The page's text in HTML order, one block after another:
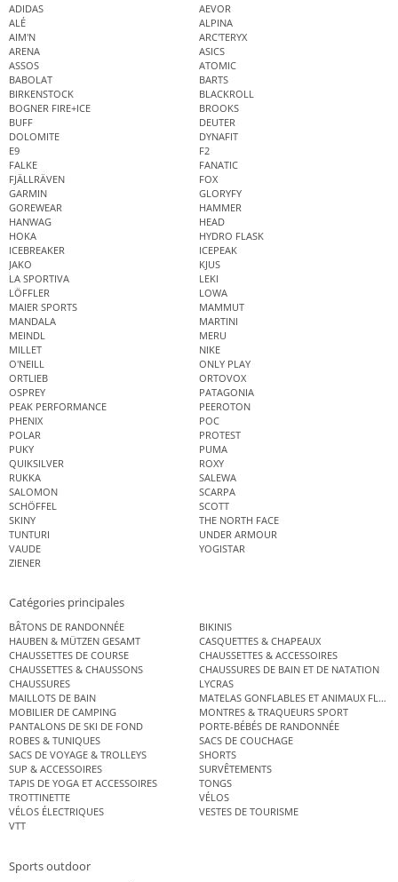
ADIDAS
AEVOR
ALÉ
ALPINA
AIM'N
ARC'TERYX
ARENA
ASICS
ASSOS
ATOMIC
BABOLAT
BARTS
BIRKENSTOCK
BLACKROLL
BOGNER FIRE+ICE
BROOKS
BUFF
DEUTER
DOLOMITE
DYNAFIT
E9
F2
FALKE
FANATIC
FJÄLLRÄVEN
FOX
GARMIN
GLORYFY
GOREWEAR
HAMMER
HANWAG
HEAD
HOKA
HYDRO FLASK
ICEBREAKER
ICEPEAK
JAKO
KJUS
LA SPORTIVA
LEKI
LÖFFLER
LOWA
MAIER SPORTS
MAMMUT
MANDALA
MARTINI
MEINDL
MERU
MILLET
NIKE
O'NEILL
ONLY PLAY
ORTLIEB
ORTOVOX
OSPREY
PATAGONIA
PEAK PERFORMANCE
PEEROTON
PHENIX
POC
POLAR
PROTEST
PUKY
PUMA
QUIKSILVER
ROXY
RUKKA
SALEWA
SALOMON
SCARPA
SCHÖFFEL
SCOTT
SKINY
THE NORTH FACE
TUNTURI
UNDER ARMOUR
VAUDE
YOGISTAR
ZIENER
Catégories principales
BÂTONS DE RANDONNÉE
BIKINIS
HAUBEN & MÜTZEN GESAMT
CASQUETTES & CHAPEAUX
CHAUSSETTES DE COURSE
CHAUSSETTES & ACCESSOIRES
CHAUSSETTES & CHAUSSONS
CHAUSSURES DE BAIN ET DE NATATION
CHAUSSURES
LYCRAS
MAILLOTS DE BAIN
MATELAS GONFLABLES ET ANIMAUX
MOBILIER DE CAMPING
MONTRES & TRAQUEURS SPORT
PANTALONS DE SKI DE FOND
PORTE-BÉBÉS DE RANDONNÉE
ROBES & TUNIQUES
SACS DE COUCHAGE
SACS DE VOYAGE & TROLLEYS
SHORTS
SUP & ACCESSOIRES
SURVÊTEMENTS
TAPIS DE YOGA ET ACCESSOIRES
TONGS
TROTTINETTE
VÉLOS
VÉLOS ÉLECTRIQUES
VESTES DE TOURISME
VTT
Sports outdoor